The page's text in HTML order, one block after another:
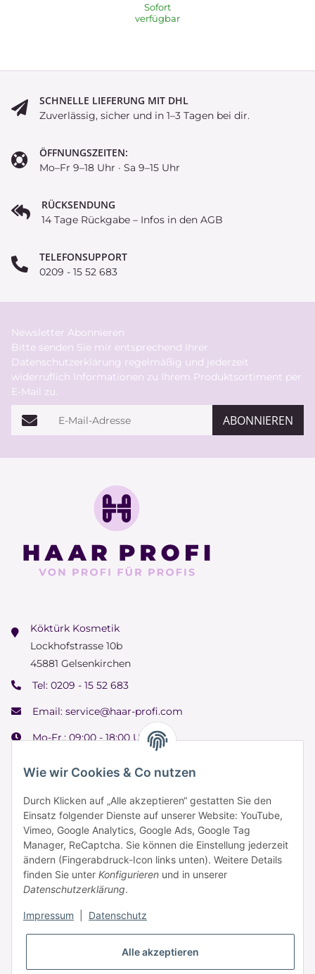
Wie wir Cookies & Co nutzen
Durch Klicken auf „Alle akzeptieren“ gestatten Sie den
Einsatz folgender Dienste auf unserer Website: YouTube,
Vimeo, Google Analytics, Google Ads, Google Tag
Manager, ReCaptcha. Sie können die Einstellung jederzeit
ändern (Fingerabdruck-Icon links unten). Weitere Details
finden Sie unter Konfigurieren und in unserer
Datenschutzerklärung.
Impressum Datenschutz
Alle akzeptieren
Sofort
verfügbar
SCHNELLE LIEFERUNG MIT DHL
Zuverlässig, sicher und in 1–3 Tagen bei dir.
ÖFFNUNGSZEITEN:
Mo–Fr 9–18 Uhr · Sa 9–15 Uhr
RÜCKSENDUNG
14 Tage Rückgabe – Infos in den AGB
TELEFONSUPPORT
0209 - 15 52 683
Newsletter Abonnieren
Bitte senden Sie mir entsprechend Ihrer
Datenschutzerklärung regelmäßig und jederzeit
widerruflich Informationen zu Ihrem Produktsortiment per
E-Mail zu.
E-Mail-Adresse ABONNIEREN
Köktürk Kosmetik
Lockhofstrasse 10b
45881 Gelsenkirchen
Tel: 0209 - 15 52 683
Email: service@haar-profi.com
Mo-Fr.: 09:00 - 18:00 Uhr
Samstag: 09:00 - 15:00 Uhr
Informationen
Zahlung & Versand